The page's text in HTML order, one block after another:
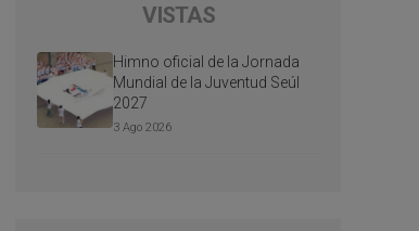
VISTAS
Himno oficial de la Jornada
Mundial de la Juventud Seúl
2027
3 Ago 2026